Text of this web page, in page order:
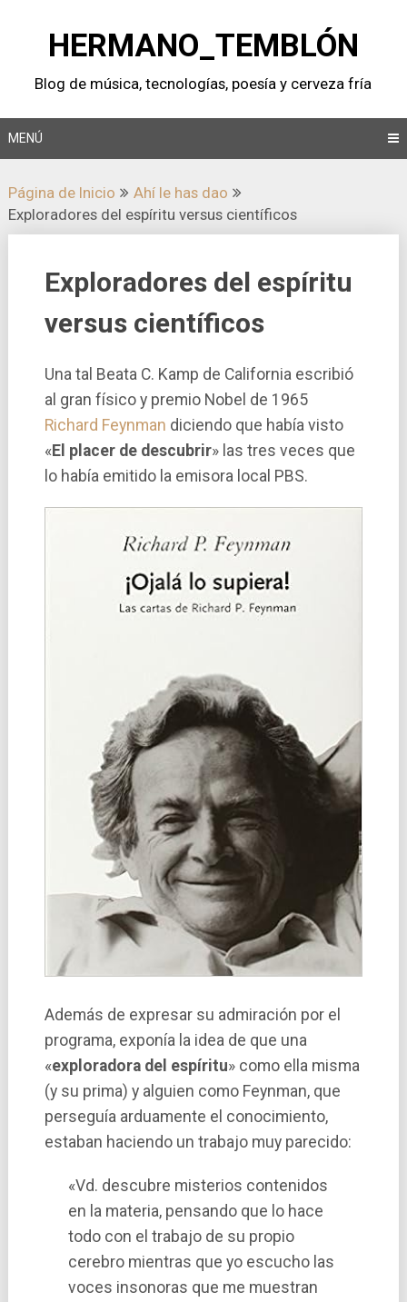
contenidoHERMANO_TEMBLÓN
Blog de música, tecnologí­as, poesí­a y cerveza frí­a
MENÚ
Página de Inicio
Ahí­ le has dao
Exploradores del espí­ritu versus cientí­ficos
Exploradores del espí­ritu
versus cientí­ficos
Una tal Beata C. Kamp de California escribió
al gran fí­sico y premio Nobel de 1965
Richard Feynman diciendo que habí­a visto
«El placer de descubrir» las tres veces que
lo habí­a emitido la emisora local PBS.
Además de expresar su admiración por el
programa, exponía la idea de que una
«exploradora del espí­ritu» como ella misma
(y su prima) y alguien como Feynman, que
perseguí­a arduamente el conocimiento,
estaban haciendo un trabajo muy parecido:
«Vd. descubre misterios contenidos
en la materia, pensando que lo hace
todo con el trabajo de su propio
cerebro mientras que yo escucho las
voces insonoras que me muestran